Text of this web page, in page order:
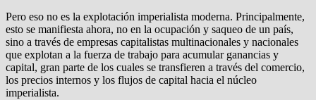
Pero eso no es la explotación imperialista moderna. Principalmente,
esto se manifiesta ahora, no en la ocupación y saqueo de un país,
sino a través de empresas capitalistas multinacionales y nacionales
que explotan a la fuerza de trabajo para acumular ganancias y
capital, gran parte de los cuales se transfieren a través del comercio,
los precios internos y los flujos de capital hacia el núcleo
imperialista.